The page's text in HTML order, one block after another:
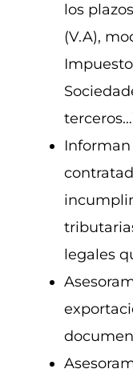
los
(V.A),
legales